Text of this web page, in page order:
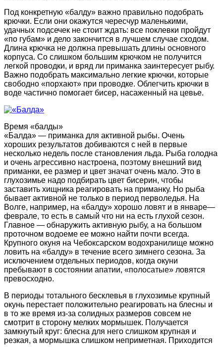
Под конкретную «балду» важно правильно подобрать
крючки. Если они окажутся чересчур маленькими,
удачных подсечек не стоит ждать: все поклевки пройдут
«по губам» и дело закончится в лучшем случае сходом.
Длина крючка не должна превышать длины основного
корпуса. Со слишком большим крючком не получится
легкой проводки, и вряд ли приманка заинтересует рыбу.
Важно подобрать максимально легкие крючки, которые
свободно «порхают» при проводке. Облегчить крючки в
воде частично помогает бисер, насаженный на цевье.
Время «балды»
«Балда» — приманка для активной рыбы. Очень
хороших результатов добиваются с ней в первые
несколько недель после становления льда. Рыба голодна
и очень агрессивно настроена, поэтому внешний вид
приманки, ее размер и цвет значат очень мало. Это в
глухозимье надо подбирать цвет бисерин, чтобы
заставить хищника реагировать на приманку. Но рыба
бывает активной не только в период перволедья. На
Волге, например, на «балду» хорошо ловят и в январе—
феврале, то есть в самый что ни на есть глухой сезон.
Главное — обнаружить активную рыбу, а на большом
проточном водоеме ее можно найти почти всегда.
Крупного окуня на Чебоксарском водохранилище можно
ловить на «балду» в течение всего зимнего сезона. За
исключением отдельных периодов, когда окуни
пребывают в состоянии апатии, «полосатые» ловятся
превосходно.
В периоды тотального бесклевья в глухозимье крупный
окунь перестает положительно реагировать на блесны и
в то же время из-за солидных размеров совсем не
смотрит в сторону мелких мормышек. Получается
замкнутый круг: блесна для него слишком крупная и
резкая, а мормышка слишком неприметная. Приходится